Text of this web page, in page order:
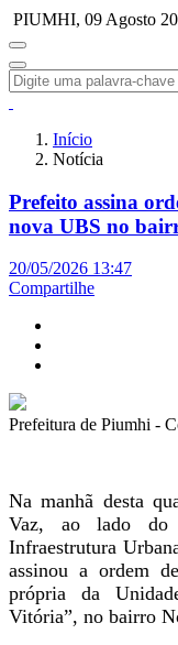
PIUMHI, 09 Agosto
Início
Notícia
Prefeito assina
nova UBS no
20/05/2026 13:47
Compartilhe
Prefeitura de Piumhi -
Na manhã desta
Vaz, ao lado do
Infraestrutura
assinou a ordem
própria da
Vitória”, no bairro